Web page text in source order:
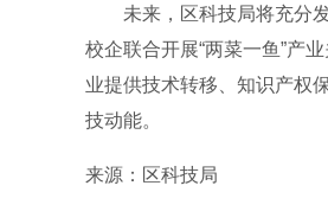
未来，区科技局将充分发
校企联合开展“两菜一鱼”产
业提供技术转移、知识产权
技动能。
来源：区科技局